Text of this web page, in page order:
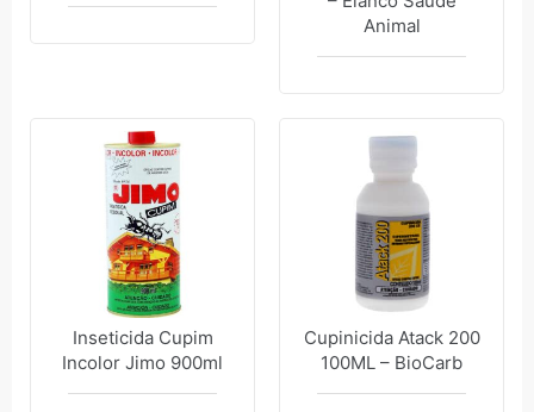
Animal
Inseticida Cupim
Incolor Jimo 900ml
Cupinicida Atack 200
100ML – BioCarb